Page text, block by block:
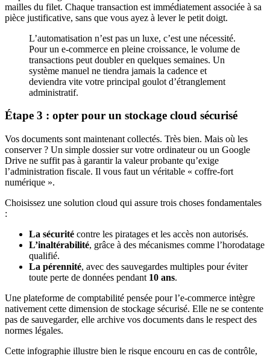
mailles du filet. Chaque transaction est immédiatement associée à sa
pièce justificative, sans que vous ayez à lever le petit doigt.
L’automatisation n’est pas un luxe, c’est une nécessité.
Pour un e-commerce en pleine croissance, le volume de
transactions peut doubler en quelques semaines. Un
système manuel ne tiendra jamais la cadence et
deviendra vite votre principal goulot d’étranglement
administratif.
Étape 3 : opter pour un stockage cloud sécurisé
Vos documents sont maintenant collectés. Très bien. Mais où les
conserver ? Un simple dossier sur votre ordinateur ou un Google
Drive ne suffit pas à garantir la valeur probante qu’exige
l’administration fiscale. Il vous faut un véritable « coffre-fort
numérique ».
Choisissez une solution cloud qui assure trois choses fondamentales
:
La sécurité contre les piratages et les accès non autorisés.
L’inaltérabilité, grâce à des mécanismes comme l’horodatage
qualifié.
La pérennité, avec des sauvegardes multiples pour éviter
toute perte de données pendant 10 ans.
Une plateforme de comptabilité pensée pour l’e-commerce intègre
nativement cette dimension de stockage sécurisé. Elle ne se contente
pas de sauvegarder, elle archive vos documents dans le respect des
normes légales.
Cette infographie illustre bien le risque encouru en cas de contrôle,